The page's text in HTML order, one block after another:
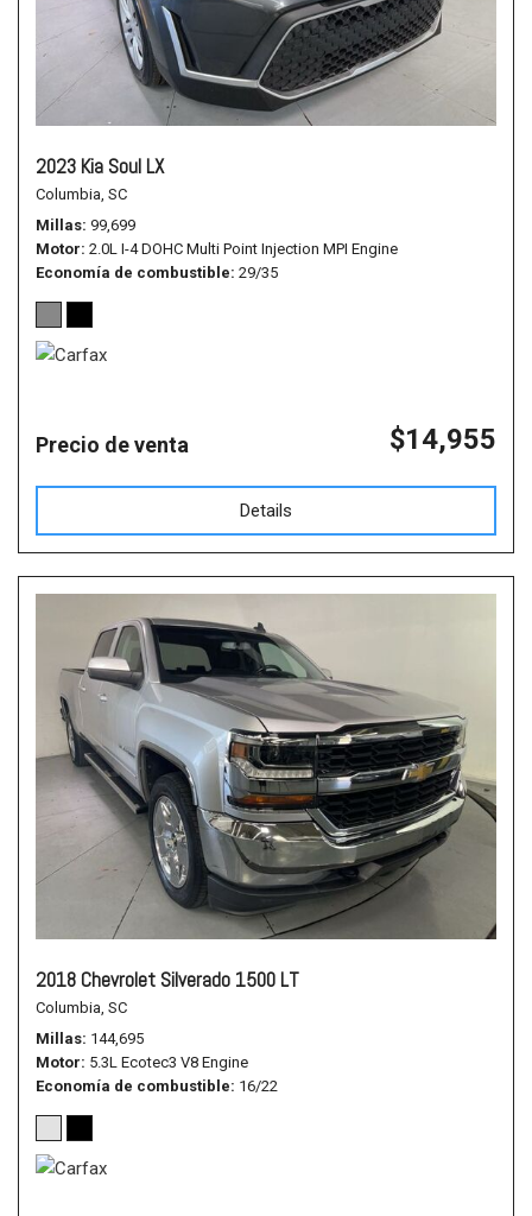
2023 Kia Soul LX
Columbia, SC
Millas 99,699
Motor 2.0L I-4 DOHC Multi Point Injection MPI Engine
Economía de combustible 29/35
Precio de venta $14,955
Details
2018 Chevrolet Silverado 1500 LT
Columbia, SC
Millas 144,695
Motor 5.3L Ecotec3 V8 Engine
Economía de combustible 16/22